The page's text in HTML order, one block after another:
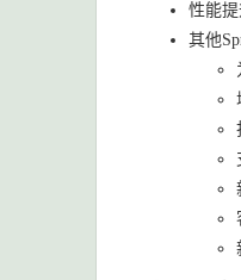
性能
其他